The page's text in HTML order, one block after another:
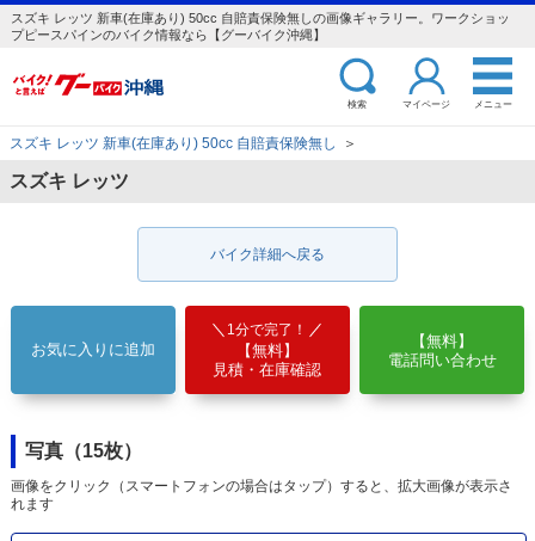
スズキ レッツ 新車(在庫あり) 50cc 自賠責保険無しの画像ギャラリー。ワークショッ
プピースパインのバイク情報なら【グーバイク沖縄】
検索 マイページ メニュー
スズキ レッツ 新車(在庫あり) 50cc 自賠責保険無し ＞
スズキ レッツ
バイク詳細へ戻る
お気に入りに追加
1分で完了！
【無料】
見積・在庫確認
【無料】
電話問い合わせ
写真（15枚）
画像をクリック（スマートフォンの場合はタップ）すると、拡大画像が表示さ
れます